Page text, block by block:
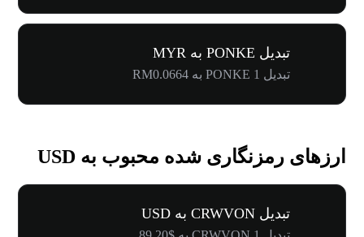
تبدیل PONKE به MYR
تبدیل 1 PONKE به RM0.0664
ارزهای رمزنگاری شده محبوب به USD
تبدیل CRWVON به USD